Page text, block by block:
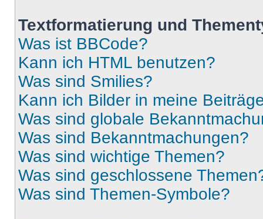
Textformatierung und
Was ist BBCode?
Kann ich HTML benutzen?
Was sind Smilies?
Kann ich Bilder in meine
Was sind globale
Was sind Bekanntmachungen?
Was sind wichtige Themen?
Was sind geschlossene
Was sind Themen-Symbole?